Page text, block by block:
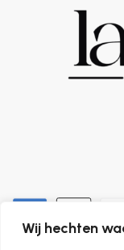
Wij hechten